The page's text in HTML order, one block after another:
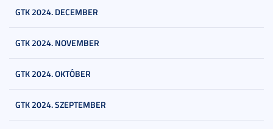
GTK 2024. DECEMBER
GTK 2024. NOVEMBER
GTK 2024. OKTÓBER
GTK 2024. SZEPTEMBER